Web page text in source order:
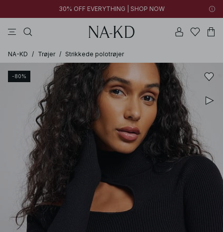
30% OFF EVERYTHING | SHOP NOW
NA-KD / Trøjer / Strikkede polotrøjer
-80%